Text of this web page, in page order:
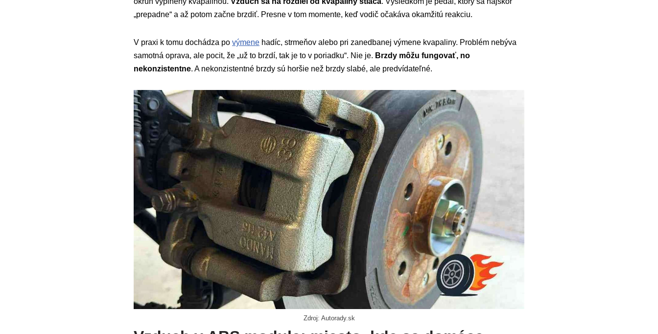
„prepadne“ a až potom začne brzdiť. Presne v tom momente, keď vodič očakáva okamžitú reakciu.
V praxi k tomu dochádza po výmene hadíc, strmeňov alebo pri zanedbanej výmene kvapaliny. Problém nebýva
samotná oprava, ale pocit, že „už to brzdí, tak je to v poriadku“. Nie je. Brzdy môžu fungovať, no
nekonzistentne. A nekonzistentné brzdy sú horšie než brzdy slabé, ale predvídateľné.
Zdroj: Autorady.sk